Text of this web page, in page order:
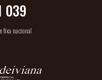
039
fixa nacional